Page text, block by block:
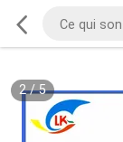
2/5